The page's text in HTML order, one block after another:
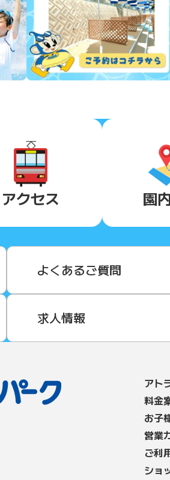
アクセス 園
よくあるご質問
求人情報
アト
料⾦
お子
営業
ご利
ショ